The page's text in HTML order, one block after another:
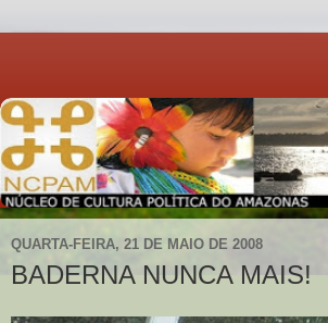
QUARTA-FEIRA, 21 DE MAIO DE 2008
BADERNA NUNCA MAIS!